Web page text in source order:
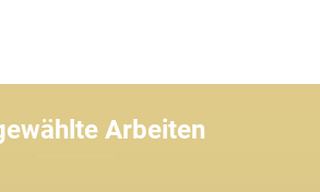
Arbeiten